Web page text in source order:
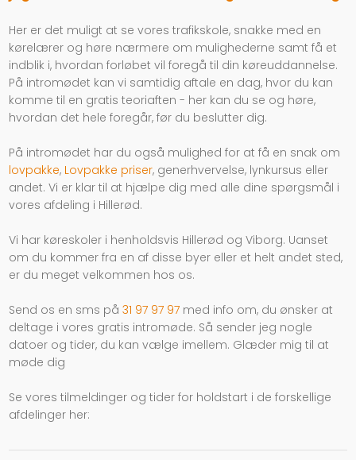
Her er det muligt at se vores trafikskole, snakke med en
kørelærer og høre nærmere om mulighederne samt få et
indblik i, hvordan forløbet vil foregå til din køreuddannelse.
På intromødet kan vi samtidig aftale en dag, hvor du kan
komme til en gratis teoriaften - her kan du se og høre,
hvordan det hele foregår, før du beslutter dig.
På intromødet har du også mulighed for at få en snak om
lovpakke, Lovpakke priser, generhvervelse, lynkursus eller
andet. Vi er klar til at hjælpe dig med alle dine spørgsmål i
vores afdeling i Hillerød.
Vi har køreskoler i henholdsvis Hillerød og Viborg. Uanset
om du kommer fra en af disse byer eller et helt andet sted,
er du meget velkommen hos os.
Send os en sms på 31 97 97 97med info om, du ønsker at
deltage i vores gratis intromøde. Så sender jeg nogle
datoer og tider, du kan vælge imellem. Glæder mig til at
møde dig
Se vores tilmeldinger og tider for holdstart i de forskellige
afdelinger her: